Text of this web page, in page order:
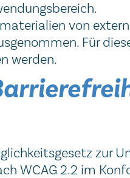
von
Für
werden.
zur
WCAG 2.2 im